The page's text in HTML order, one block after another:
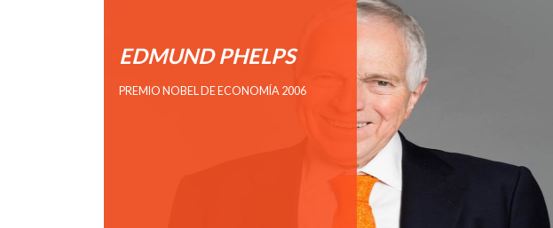
EDMUND PHELPS
PREMIO NOBEL DE ECONOMÍA 2006